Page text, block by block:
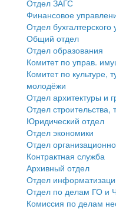
Государственные
Промышленность и АПК
Экономика и бизнес
Символика
Устав
Гостям округа
Туризм
Культура
Образование
Здравоохранение
Социальная защита
Фотоальбом
муниципального округа
Администрация
Тверской области
Управление сельскими
Открытые данные
Работа с обращениями
Муниципальный
Муниципальные услуги
Проекты
Финансовое управление
Бюджет для граждан
Имущество
Выявление
объектов недвижимости
Имущественная
среднего
Информационная
среднего
Отдел ЗАГС
Финансовое
Отдел бухгалтерского
Общий отдел
Отдел образования
Комитет по управ.
Комитет по культуре,
молодёжи
Отдел архитектуры и
Отдел строительства,
Юридический отдел
Отдел экономики
Отдел
Контрактная служба
Архивный отдел
Отдел
Отдел по делам ГО и
Комиссия по делам